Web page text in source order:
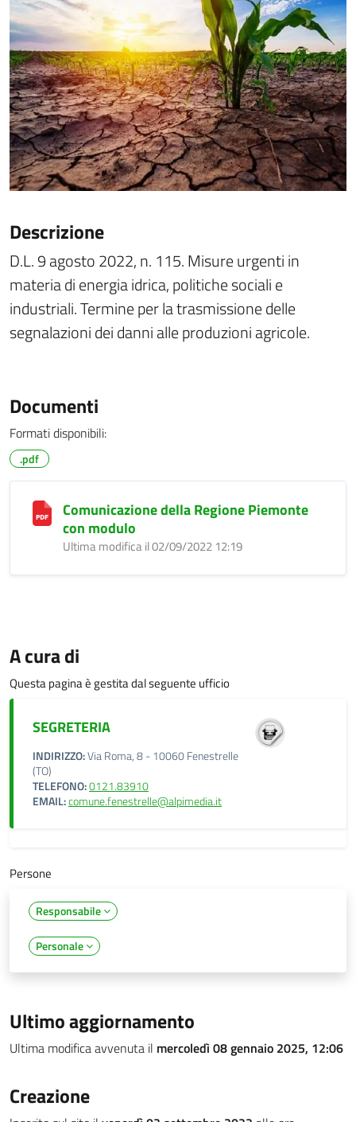
Descrizione
D.L. 9 agosto 2022, n. 115. Misure urgenti in
materia di energia idrica, politiche sociali e
industriali. Termine per la trasmissione delle
segnalazioni dei danni alle produzioni agricole.
Documenti
Formati disponibili:
.pdf
Comunicazione della Regione Piemonte
con modulo
Ultima modifica il 02/09/2022 12:19
A cura di
Questa pagina è gestita dal seguente ufficio
SEGRETERIA
INDIRIZZO:Via Roma, 8 - 10060 Fenestrelle
(TO)
TELEFONO:0121.83910
EMAIL:comune.fenestrelle@alpimedia.it
Persone
Responsabile
Personale
Ultimo aggiornamento
Ultima modifica avvenuta il mercoledì 08 gennaio 2025, 12:06
Creazione